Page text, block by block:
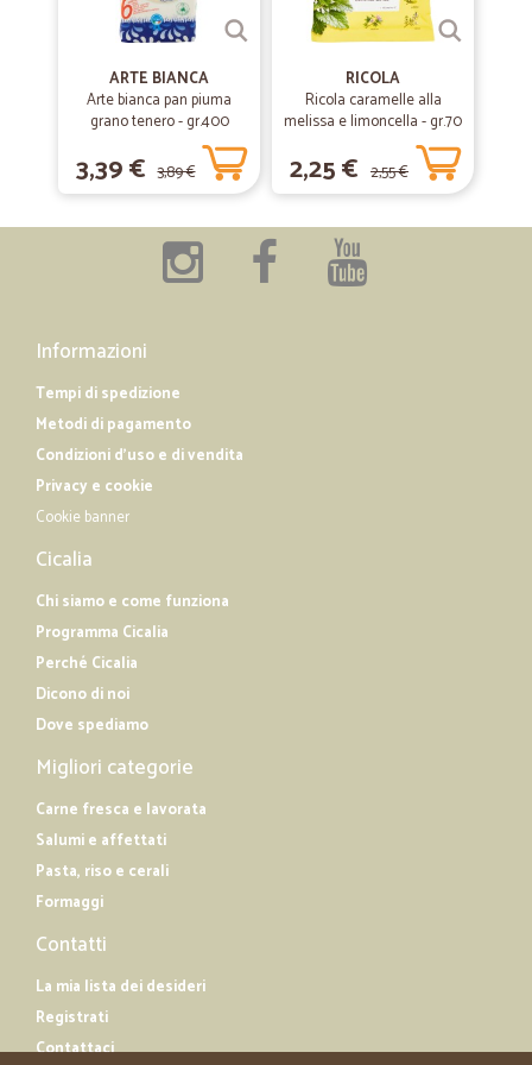
una vera e propria abitudine!!!
ARTE BIANCA
Arte bianca pan piuma
grano tenero - gr.400
3,39 € 3,89 €
RICOLA
Ricola caramelle alla
melissa e limoncella - gr.70
2,25 € 2,55 €
Informazioni
Tempi di spedizione
Metodi di pagamento
Condizioni d'uso e di vendita
Privacy e cookie
Cookie banner
Cicalia
Chi siamo e come funziona
Programma Cicalia
Perché Cicalia
Dicono di noi
Dove spediamo
Migliori categorie
Carne fresca e lavorata
Salumi e affettati
Pasta, riso e cerali
Formaggi
Contatti
La mia lista dei desideri
Registrati
Contattaci